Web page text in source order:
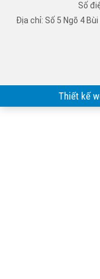
Số
Địa chỉ: Số 5 Ngõ 4
Thiết kế